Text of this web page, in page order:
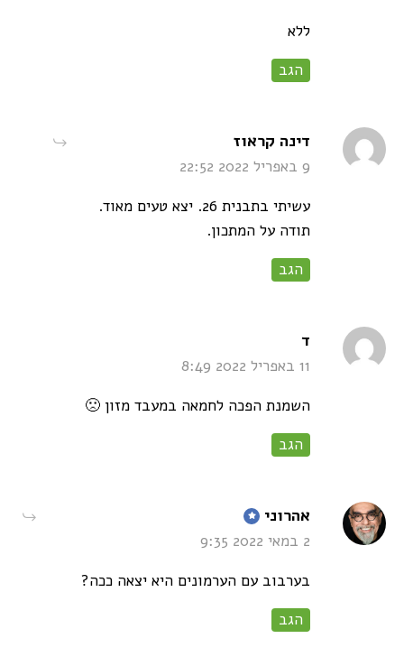
ללא
הגב
דינה קראוזsays:
9 באפריל 2022 22:52
עשיתי בתבנית 26. יצא טעים מאוד.
תודה על המתכון.
הגב
דsays:
11 באפריל 2022 8:49
השמנת הפכה לחמאה במעבד מזון 🙁
הגב
אהרוני says:
2 במאי 2022 9:35
בערבוב עם הערמונים היא יצאה ככה?
הגב